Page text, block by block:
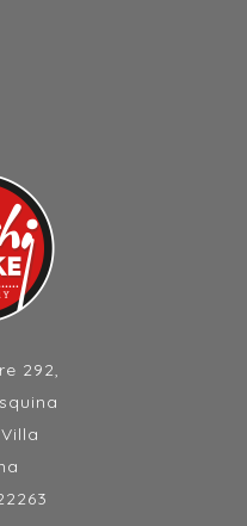
292,